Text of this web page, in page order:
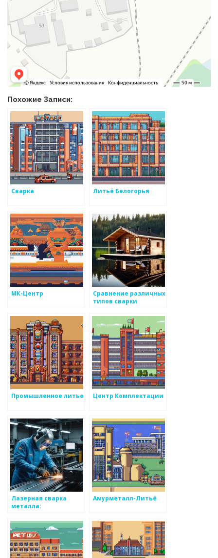
Похожие Записи:
Сварка Литьё Белогорья
МК-Центр
Сравнение различных
типов сварки
Промышленное литье Центр Комплектации
Лазерная сварка
металла:
возможности в
Москве
Амурметалл-Литьё